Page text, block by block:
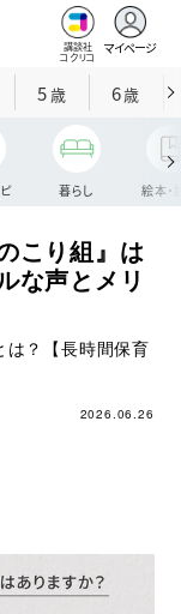
講談社
コクリコ
マイページ
5歳 6歳
暮らし 絵本・
こり組』は
な声とメリ
は？【長時間保育
2026.06.26